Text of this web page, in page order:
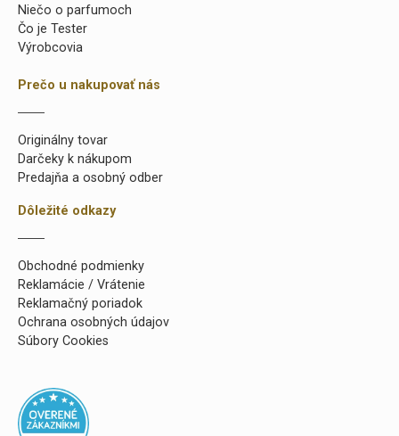
Niečo o parfumoch
Čo je Tester
Výrobcovia
Prečo u nakupovať nás
Originálny tovar
Darčeky k nákupom
Predajňa a osobný odber
Dôležité odkazy
Obchodné podmienky
Reklamácie / Vrátenie
Reklamačný poriadok
Ochrana osobných údajov
Súbory Cookies